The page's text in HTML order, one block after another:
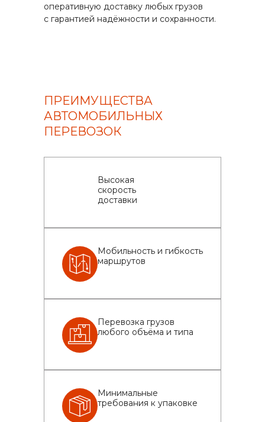
оперативную доставку любых грузов
с гарантией надёжности и сохранности.
ПРЕИМУЩЕСТВА
АВТОМОБИЛЬНЫХ
ПЕРЕВОЗОК
Высокая
скорость
доставки
Мобильность и гибкость
маршрутов
Перевозка грузов
любого объёма и типа
Минимальные
требования к упаковке